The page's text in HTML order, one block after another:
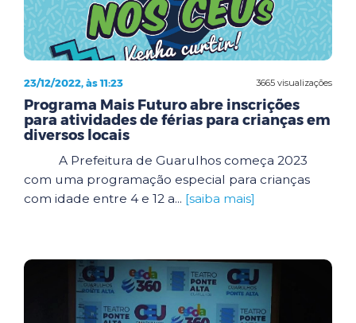
3665 visualizações
23/12/2022, às 11:23
Programa Mais Futuro abre inscrições
para atividades de férias para crianças em
diversos locais
A Prefeitura de Guarulhos começa 2023
com uma programação especial para crianças
com idade entre 4 e 12 a... [saiba mais]